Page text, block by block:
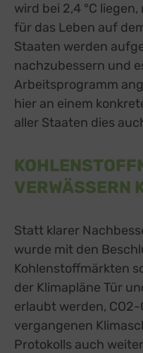
wird bei 2,4 °C
für das Leben auf
Staaten werden
nachzubessern und
Arbeitsprogramm
hier an einem
aller Staaten dies
VERWÄSSERN
Statt klarer
wurde mit den
Kohlenstoffmärkten
der Klimapläne Tür
erlaubt werden,
vergangenen
Protokolls auch